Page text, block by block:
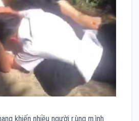
khiến nhiều người r.ùng m.ình